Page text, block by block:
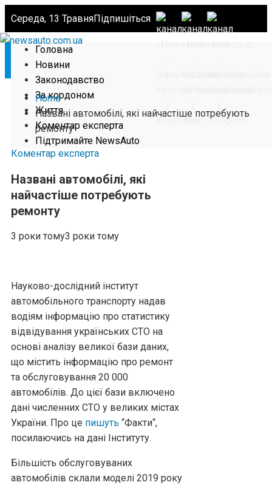
Середа, 13 ТравняПідпишіться
Головна
Новини
Законодавство
За кордоном
Життя
Коментар експерта
Підтримайте NewsAuto
Home
Названі автомобілі, які найчастіше потребують
ремонту
Коментар експерта
Названі автомобілі, які
найчастіше потребують
ремонту
3 роки тому3 роки тому
Науково-дослідний інститут
автомобільного транспорту надав
водіям інформацію про статистику
відвідування українських СТО на
основі аналізу великої бази даних,
що містить інформацію про ремонт
та обслуговування 20 000
автомобілів. До цієї бази включено
дані численних СТО у великих містах
України. Про це пишуть “Факти“,
посилаючись на дані Інституту.
Більшість обслуговуваних
автомобілів склали моделі 2019 року